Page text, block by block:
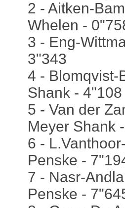
2 - Aitken-
Whelen -
3 - Eng-
3"343
4 - Blomqvist-
Shank - 4"108
5 - Van der
Meyer Shank
6 -
Penske -
7 - Nasr-
Penske -